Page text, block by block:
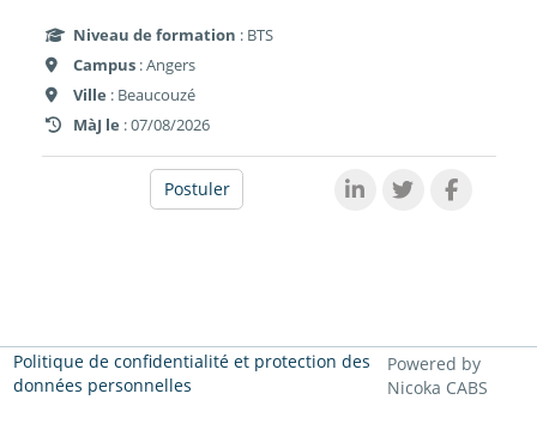
Niveau de formation : BTS
Campus : Angers
Ville : Beaucouzé
MàJ le : 07/08/2026
Postuler
Politique de confidentialité et protection des
données personnelles
Powered by
Nicoka CABS